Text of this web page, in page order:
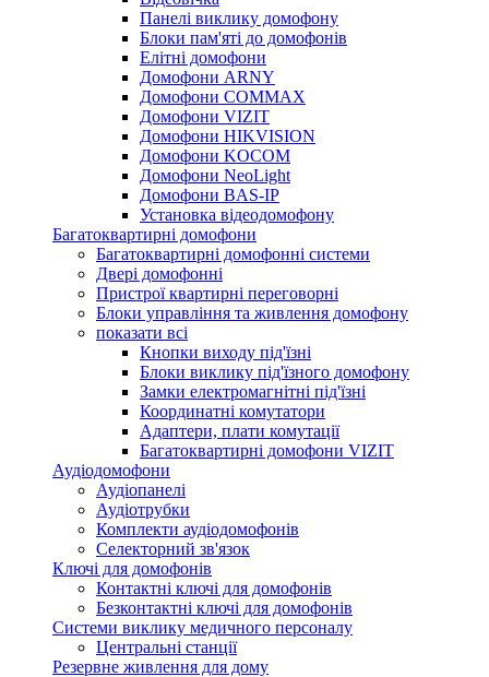
Панелі виклику домофону
Блоки пам'яті до домофонів
Елітні домофони
Домофони ARNY
Домофони COMMAX
Домофони VIZIT
Домофони HIKVISION
Домофони KOCOM
Домофони NeoLight
Домофони BAS-IP
Установка відеодомофону
Багатоквартирні домофони
Багатоквартирні домофонні системи
Двері домофонні
Пристрої квартирні переговорні
Блоки управління та живлення домофону
показати всі
Кнопки виходу під'їзні
Блоки виклику під'їзного домофону
Замки електромагнітні під'їзні
Координатні комутатори
Адаптери, плати комутації
Багатоквартирні домофони VIZIT
Аудіодомофони
Аудіопанелі
Аудіотрубки
Комплекти аудіодомофонів
Селекторний зв'язок
Ключі для домофонів
Контактні ключі для домофонів
Безконтактні ключі для домофонів
Системи виклику медичного персоналу
Центральні станції
Резервне живлення для дому